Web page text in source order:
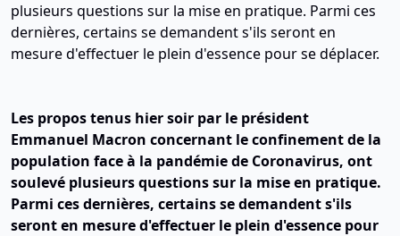
plusieurs questions sur la mise en pratique. Parmi ces
dernières, certains se demandent s'ils seront en
mesure d'effectuer le plein d'essence pour se déplacer.
Les propos tenus hier soir par le président
Emmanuel Macron concernant le confinement de la
population face à la pandémie de Coronavirus, ont
soulevé plusieurs questions sur la mise en pratique.
Parmi ces dernières, certains se demandent s'ils
seront en mesure d'effectuer le plein d'essence pour